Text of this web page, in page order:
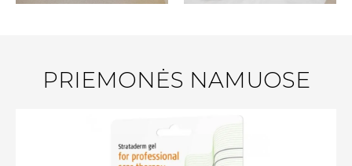
PRIEMONĖS NAMUOSE